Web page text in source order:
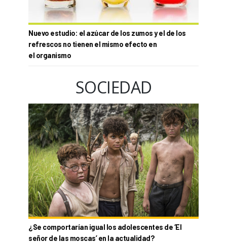
Nuevo estudio: el azúcar de los zumos y el de los
refrescos no tienen el mismo efecto en
el organismo
SOCIEDAD
¿Se comportarían igual los adolescentes de ‘El
señor de las moscas’ en la actualidad?